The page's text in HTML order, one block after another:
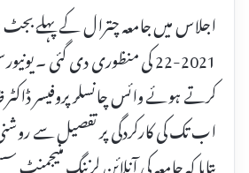
اجلاس میں جامعہ چترال کے پہلے
2021-22 کی منظوری دی گئی ۔
کرتے ہوئے وائس چانسلر پروفیسر
اب تک کی کارکردگی پر تفصیل سے
بتایا کہ جامعہ کی آنلائن لرننگ